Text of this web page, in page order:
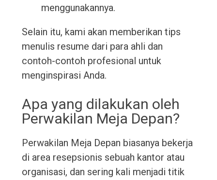
menggunakannya.
Selain itu, kami akan memberikan tips
menulis resume dari para ahli dan
contoh-contoh profesional untuk
menginspirasi Anda.
Apa yang dilakukan oleh
Perwakilan Meja Depan?
Perwakilan Meja Depan biasanya bekerja
di area resepsionis sebuah kantor atau
organisasi, dan sering kali menjadi titik